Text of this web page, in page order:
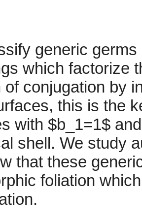
generic
which factorize
of conjugation by
this is the
with $b_1=1$
shell. We study
that these
foliation